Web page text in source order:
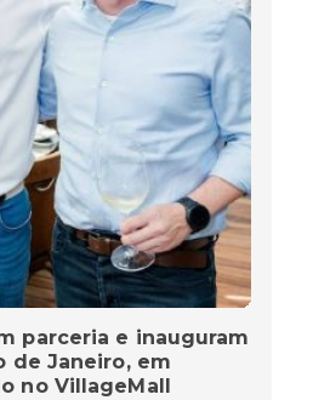
parceria e inauguram
de Janeiro, em
no VillageMall